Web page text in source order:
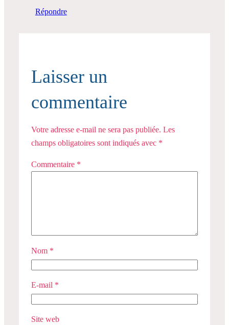
Répondre
Laisser un
commentaire
Votre adresse e-mail ne sera pas publiée. Les
champs obligatoires sont indiqués avec *
Commentaire *
Nom *
E-mail *
Site web